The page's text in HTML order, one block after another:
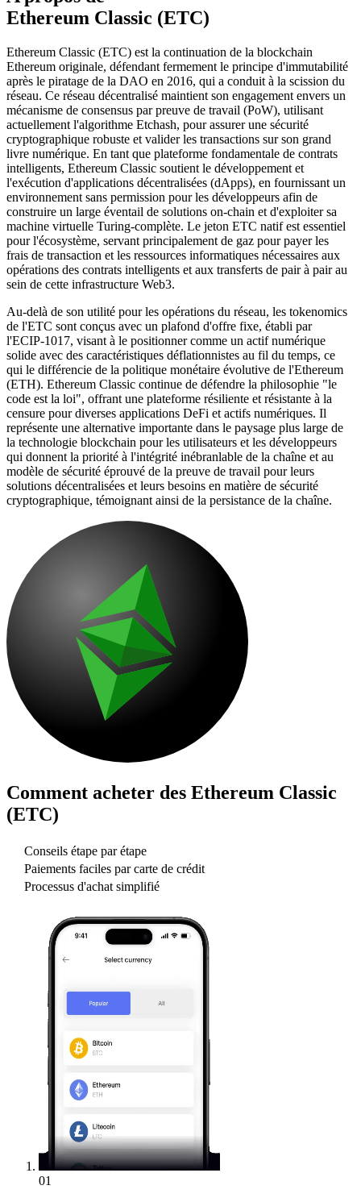
Ethereum Classic (ETC)
Ethereum Classic (ETC) est la continuation de la blockchain
Ethereum originale, défendant fermement le principe d'immutabilité
après le piratage de la DAO en 2016, qui a conduit à la scission du
réseau. Ce réseau décentralisé maintient son engagement envers un
mécanisme de consensus par preuve de travail (PoW), utilisant
actuellement l'algorithme Etchash, pour assurer une sécurité
cryptographique robuste et valider les transactions sur son grand
livre numérique. En tant que plateforme fondamentale de contrats
intelligents, Ethereum Classic soutient le développement et
l'exécution d'applications décentralisées (dApps), en fournissant un
environnement sans permission pour les développeurs afin de
construire un large éventail de solutions on-chain et d'exploiter sa
machine virtuelle Turing-complète. Le jeton ETC natif est essentiel
pour l'écosystème, servant principalement de gaz pour payer les
frais de transaction et les ressources informatiques nécessaires aux
opérations des contrats intelligents et aux transferts de pair à pair au
sein de cette infrastructure Web3.
Au-delà de son utilité pour les opérations du réseau, les tokenomics
de l'ETC sont conçus avec un plafond d'offre fixe, établi par
l'ECIP-1017, visant à le positionner comme un actif numérique
solide avec des caractéristiques déflationnistes au fil du temps, ce
qui le différencie de la politique monétaire évolutive de l'Ethereum
(ETH). Ethereum Classic continue de défendre la philosophie "le
code est la loi", offrant une plateforme résiliente et résistante à la
censure pour diverses applications DeFi et actifs numériques. Il
représente une alternative importante dans le paysage plus large de
la technologie blockchain pour les utilisateurs et les développeurs
qui donnent la priorité à l'intégrité inébranlable de la chaîne et au
modèle de sécurité éprouvé de la preuve de travail pour leurs
solutions décentralisées et leurs besoins en matière de sécurité
cryptographique, témoignant ainsi de la persistance de la chaîne.
Comment acheter des Ethereum Classic
(ETC)
Conseils étape par étape
Paiements faciles par carte de crédit
Processus d'achat simplifié
01